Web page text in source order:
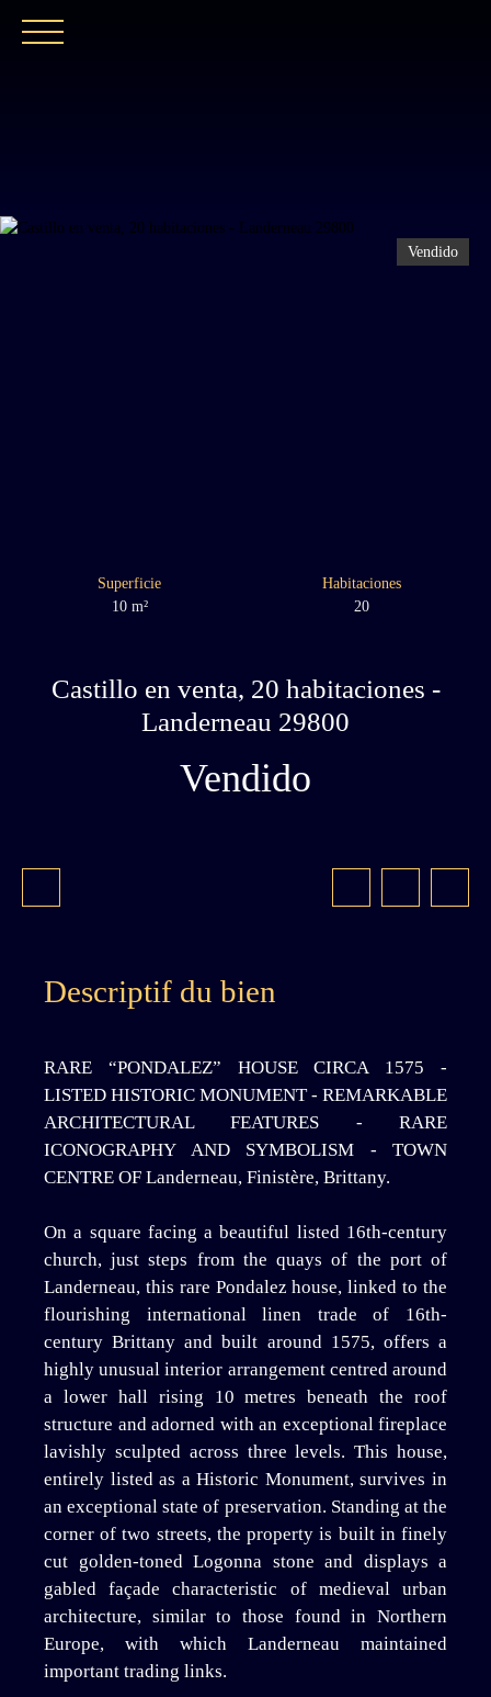
Vendido
Superficie
10 m²
Habitaciones
20
Castillo en venta, 20 habitaciones -
Landerneau 29800
Vendido
Descriptif du bien
RARE “PONDALEZ” HOUSE CIRCA 1575 -
LISTED HISTORIC MONUMENT - REMARKABLE
ARCHITECTURAL FEATURES - RARE
ICONOGRAPHY AND SYMBOLISM - TOWN
CENTRE OF Landerneau, Finistère, Brittany.
On a square facing a beautiful listed 16th-century
church, just steps from the quays of the port of
Landerneau, this rare Pondalez house, linked to the
flourishing international linen trade of 16th-
century Brittany and built around 1575, offers a
highly unusual interior arrangement centred around
a lower hall rising 10 metres beneath the roof
structure and adorned with an exceptional fireplace
lavishly sculpted across three levels. This house,
entirely listed as a Historic Monument, survives in
an exceptional state of preservation. Standing at the
corner of two streets, the property is built in finely
cut golden-toned Logonna stone and displays a
gabled façade characteristic of medieval urban
architecture, similar to those found in Northern
Europe, with which Landerneau maintained
important trading links.